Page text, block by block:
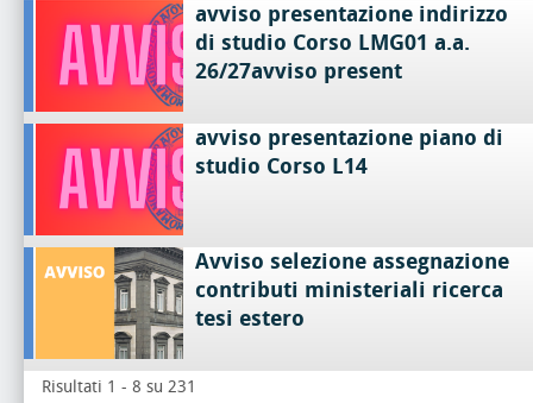
avviso presentazione indirizzo
di studio Corso LMG01 a.a.
26/27avviso present
avviso presentazione piano di
studio Corso L14
Avviso selezione assegnazione
contributi ministeriali ricerca
tesi estero
Risultati 1 - 8 su 231